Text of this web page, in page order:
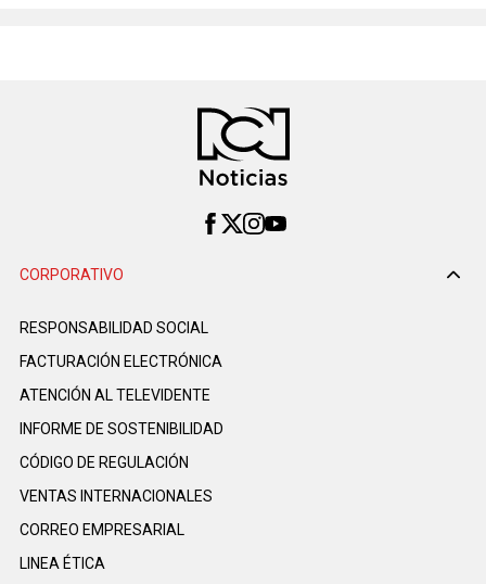
CORPORATIVO
RESPONSABILIDAD SOCIAL
FACTURACIÓN ELECTRÓNICA
ATENCIÓN AL TELEVIDENTE
INFORME DE SOSTENIBILIDAD
CÓDIGO DE REGULACIÓN
VENTAS INTERNACIONALES
CORREO EMPRESARIAL
LINEA ÉTICA